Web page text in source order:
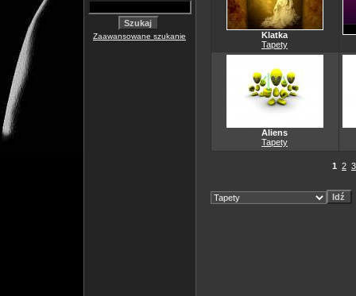
Zaawansowane szukanie
Klatka
Tapety
Aliens
Tapety
1 2 3